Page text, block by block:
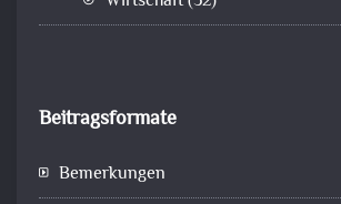
Beitragsformate
Bemerkungen